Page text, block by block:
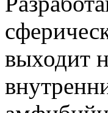
выходит